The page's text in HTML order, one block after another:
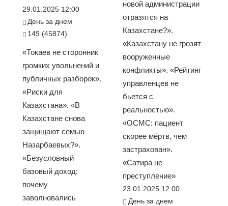
29.01.2025 12:00
День за днем
149 (45874)
«Токаев не сторонник
громких увольнений и
публичных разборок».
«Риски для
Казахстана». «В
Казахстане снова
защищают семью
Назарбаевых?».
«Безусловный
базовый доход:
почему
заволновались
новой администрации
отразятся на
Казахстане?».
«Казахстану не грозят
вооруженные
конфликты». «Рейтинг
управленцев не
бьется с
реальностью».
«ОСМС: пациент
скорее мёртв, чем
застрахован».
«Сатира не
преступление»
23.01.2025 12:00
День за днем